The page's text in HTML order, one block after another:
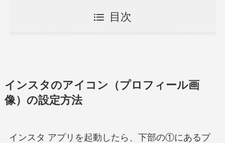
目次
インスタのアイコン（プロフィール画
像）の設定方法
インスタ アプリを起動したら、下部の①にあるプ